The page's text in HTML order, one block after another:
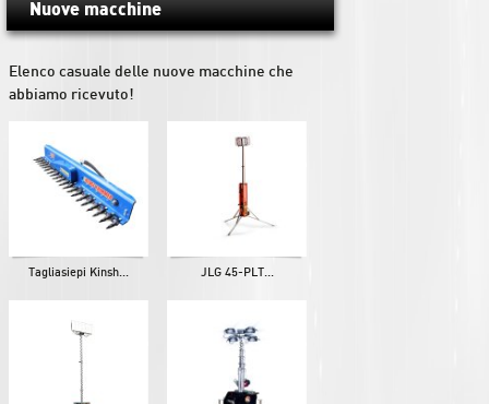
Nuove macchine
Elenco casuale delle nuove macchine che
abbiamo ricevuto!
Tagliasiepi Kinsh... JLG 45-PLT...